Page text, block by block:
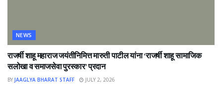
NEWS
राजर्षी शाहू महाराज जयंतीनिमित्त मारुती पाटील यांना ‘राजर्षी शाहू सामाजिक
सलोखा व समाजसेवा पुरस्कार’ प्रदान
BY JAAGLYA BHARAT STAFF JULY 2, 2026